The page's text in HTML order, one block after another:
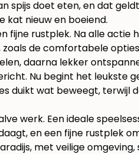
spijs doet eten, en dat
kat nieuw en boeiend.
fijne rustplek. Na alle
de comfortabele
daarna lekker
Nu begint het leukste
duikt wat beweegt, terwijl
werk. Een ideale
en een fijne rustplek